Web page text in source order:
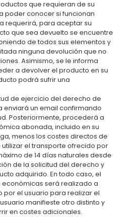
que requieran de su
poder conocer si funcionan
requerirá, para aceptar su
que sea devuelto se encuentre
de todos sus elementos y
ninguna devolución que no
Asimismo, se le informa
a devolver el producto en su
podrá sufrir una
de ejercicio del derecho de
enviará un email confirmando
Posteriormente, procederá a
abonada, incluido en su
menos los costes directos de
el transporte ofrecido por
de 14 días naturales desde
de la solicitud del derecho y
adquirido. En todo caso, el
será realizado a
por el usuario para realizar el
manifieste otro distinto y
en costes adicionales.